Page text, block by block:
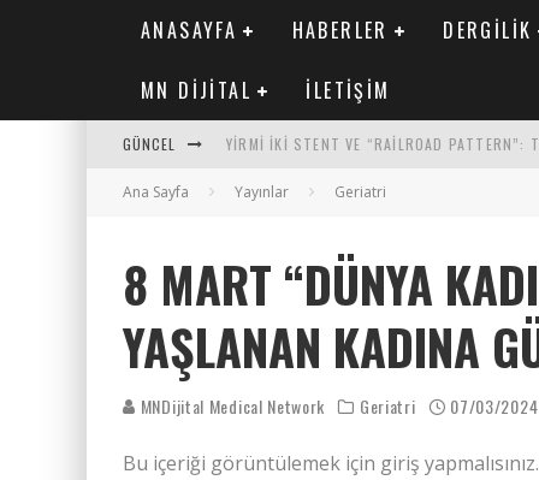
ANASAYFA HABERLER DERGILIK
MN DIJITAL İLETIŞIM
GÜNCEL YIRMI İKI STENT VE “RAILROAD PATTERN”:
SAFEN VEN GREFT HASTALIĞI ILE İLIŞKILI
MN KARDIYOLOJI YIL 33 SAYI 2 2026
Ana Sayfa Yayınlar Geriatri
8 MART “DÜNYA
YAŞLANAN KADINA
MNDijital Medical Network Geriatri 07/03/2024
Bu içeriği görüntülemek için giriş